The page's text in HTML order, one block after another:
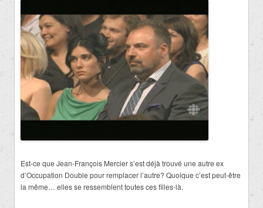
Est-ce que Jean-François Mercier s’est déjà trouvé une autre ex
d’Occupation Double pour remplacer l’autre? Quoique c’est peut-être
la même… elles se ressemblent toutes ces filles-là.